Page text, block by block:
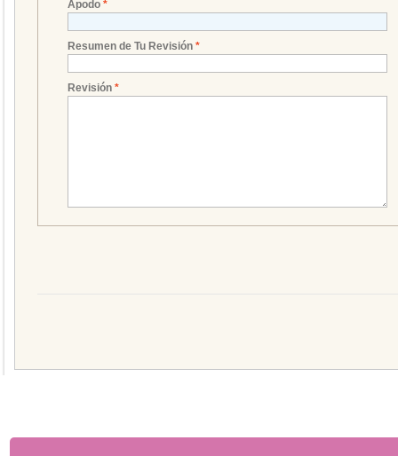
*
Apodo
*
Resumen de Tu Revisión
*
Revisión